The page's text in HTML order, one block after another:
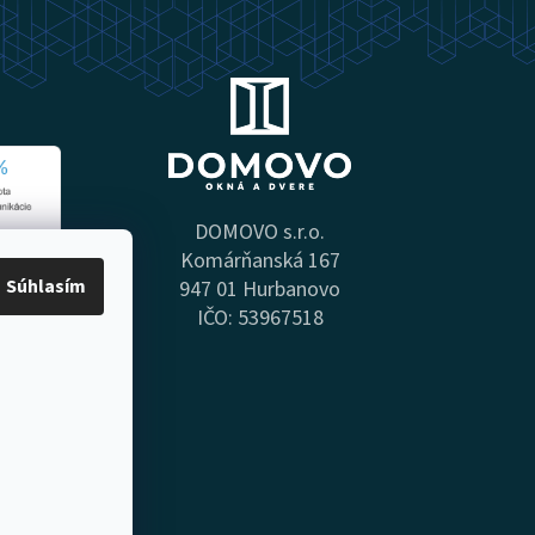
Súhlasím
DOMOVO s.r.o.
Komárňanská 167
947 01 Hurbanovo
IČO: 53967518